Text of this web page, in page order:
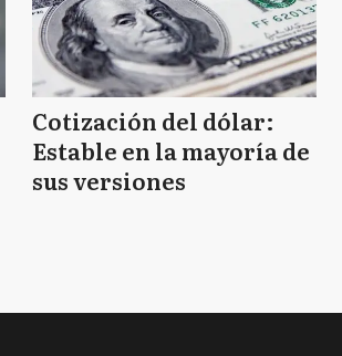
Cotización del dólar:
Estable en la mayoría de
sus versiones